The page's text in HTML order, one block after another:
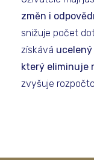
změn i
snižuje počet
získává
který eliminuje
zvyšuje